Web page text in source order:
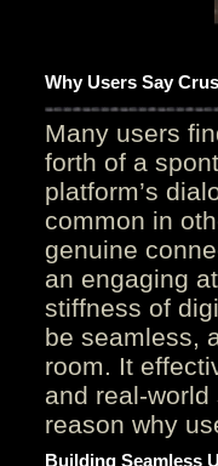
Why Users Say
Many users
forth of a
platform’s
common in
genuine
an engaging
stiffness of
be seamless,
room. It
and real-
reason why
Building Seamless